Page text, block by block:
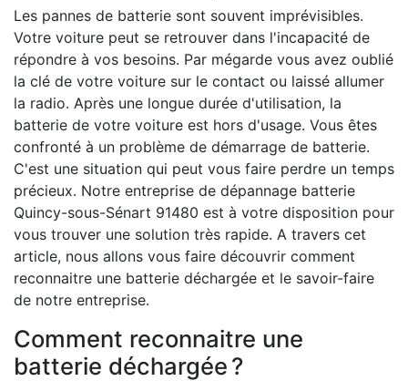
Les pannes de batterie sont souvent imprévisibles.
Votre voiture peut se retrouver dans l'incapacité de
répondre à vos besoins. Par mégarde vous avez oublié
la clé de votre voiture sur le contact ou laissé allumer
la radio. Après une longue durée d'utilisation, la
batterie de votre voiture est hors d'usage. Vous êtes
confronté à un problème de démarrage de batterie.
C'est une situation qui peut vous faire perdre un temps
précieux. Notre entreprise de dépannage batterie
Quincy-sous-Sénart 91480 est à votre disposition pour
vous trouver une solution très rapide. A travers cet
article, nous allons vous faire découvrir comment
reconnaitre une batterie déchargée et le savoir-faire
de notre entreprise.
Comment reconnaitre une
batterie déchargée ?